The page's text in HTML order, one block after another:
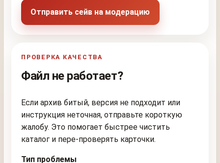
Отправить сейв на модерацию
ПРОВЕРКА КАЧЕСТВА
Файл не работает?
Если архив битый, версия не подходит или
инструкция неточная, отправьте короткую
жалобу. Это помогает быстрее чистить
каталог и пере-проверять карточки.
Тип проблемы